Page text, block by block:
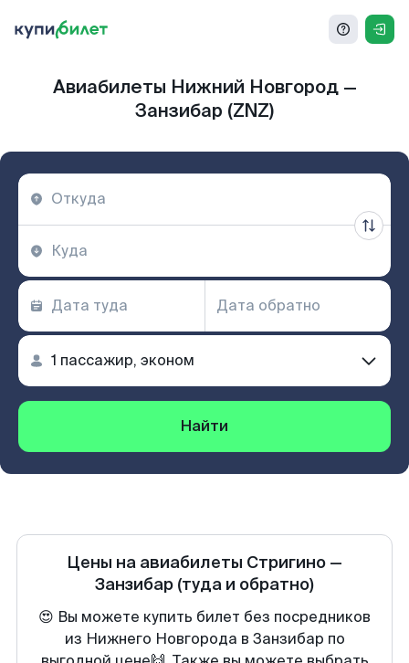
Авиабилеты Нижний Новгород —
Занзибар (ZNZ)
Найти
Цены на авиабилеты Стригино —
Занзибар (туда и обратно)
😍 Вы можете купить билет без посредников
из Нижнего Новгорода в Занзибар по